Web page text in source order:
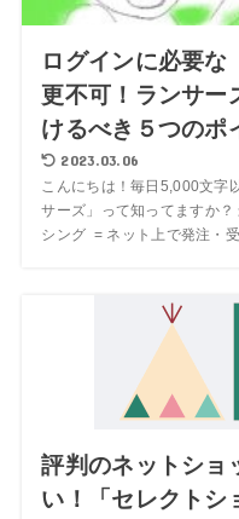
ログインに必要な
更不可！ランサー
けるべき５つのポ
2023.03.06
こんにちは！毎日5,000文字
サーズ」って知ってますか？
シング = ネット上で発注・
評判のネットショ
い！「セレクトシ